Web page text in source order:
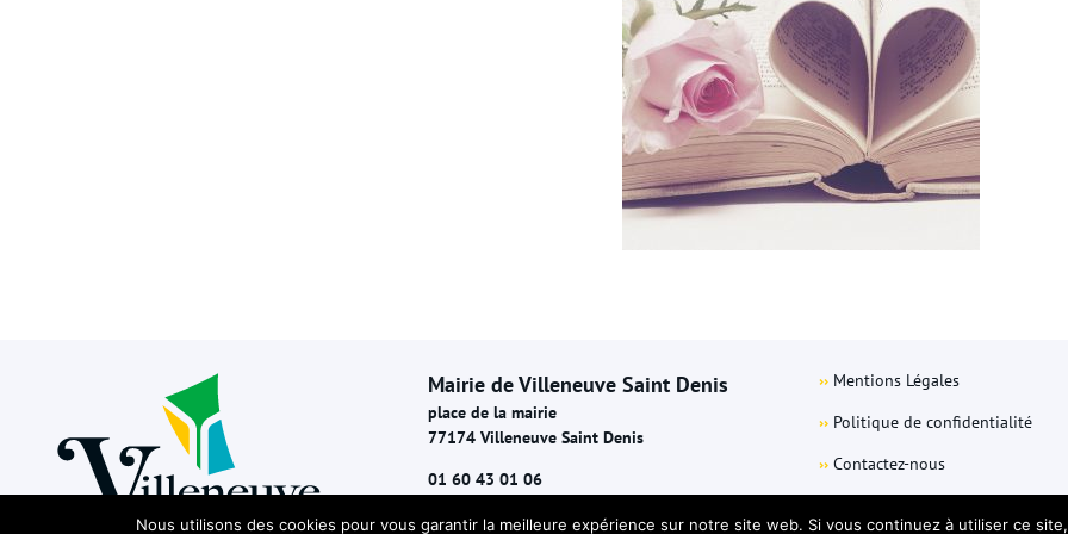
Mairie de Villeneuve Saint Denis
place de la mairie
77174 Villeneuve Saint Denis
01 60 43 01 06
›› Mentions Légales
›› Politique de confidentialité
›› Contactez-nous
Nous utilisons des cookies pour vous garantir la meilleure expérience sur notre site web. Si vous continuez à utiliser ce